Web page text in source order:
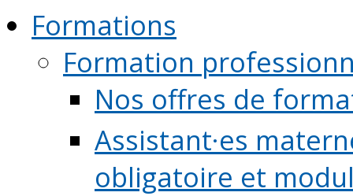
Formations
Formation
Nos offres de
Assistant·es
obligatoire et